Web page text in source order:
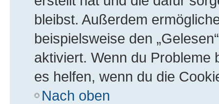
bleibst. Außerdem
beispielsweise den
aktiviert. Wenn du Probleme
es helfen, wenn du die
Nach oben